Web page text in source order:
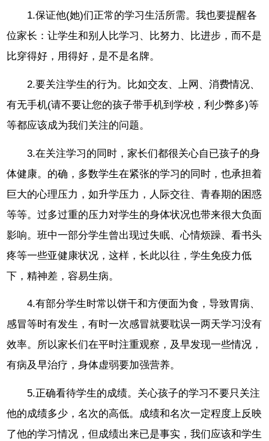
1.保证他(她)们正常的学习生活所需。我也要提醒各
位家长：让学生和别人比学习、比努力、比进步，而不是
比穿得好，用得好，是不是名牌。
2.要关注学生的行为。比如交友、上网、消费情况、
有无手机(请不要让您的孩子带手机到学校，利少弊多)等
等都应该成为我们关注的问题。
3.在关注学习的同时，家长们都很关心自已孩子的身
体健康。的确，多数学生在紧张的学习的同时，也承担着
巨大的心理压力，如升学压力，人际交往、青春期的困惑
等等。过多过重的压力对学生的身体状况也带来很大负面
影响。班中一部分学生曾出现过失眠、心情烦躁、看书头
疼等一些亚健康状况，这样，长此以往，学生免疫力低
下，精神差，容易生病。
4.有部分学生时常以饼干和方便面为食，导致胃病、
感冒等时有发生，有时一次感冒就要耽误一两天学习没有
效率。所以家长们在平时注重观察，及早发现一些情况，
有病及早治疗，身体虚弱要加强营养。
5.正确看待学生的成绩。关心孩子的学习不要只关注
他的成绩多少，名次的高低。成绩和名次一定程度上反映
了他的学习情况，但成绩出来已是事实，我们应该和学生